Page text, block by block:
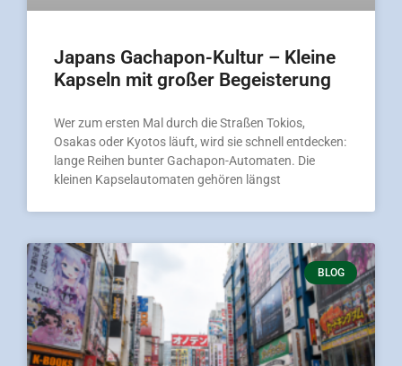
Japans Gachapon-Kultur – Kleine
Kapseln mit großer Begeisterung
Wer zum ersten Mal durch die Straßen Tokios,
Osakas oder Kyotos läuft, wird sie schnell entdecken:
lange Reihen bunter Gachapon-Automaten. Die
kleinen Kapselautomaten gehören längst
BLOG